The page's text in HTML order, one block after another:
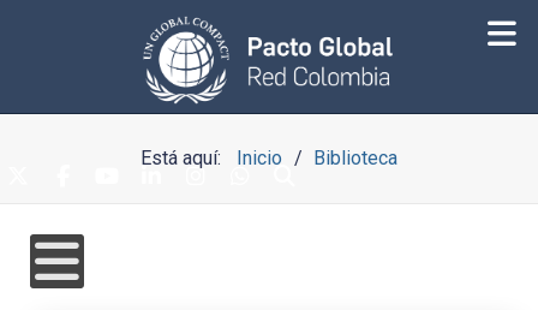
Está aquí: Inicio Biblioteca